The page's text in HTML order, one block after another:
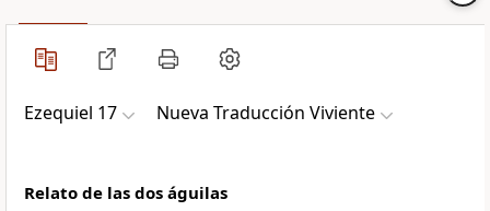
Ezequiel 17 Nueva Traducción Viviente
Relato de las dos águilas